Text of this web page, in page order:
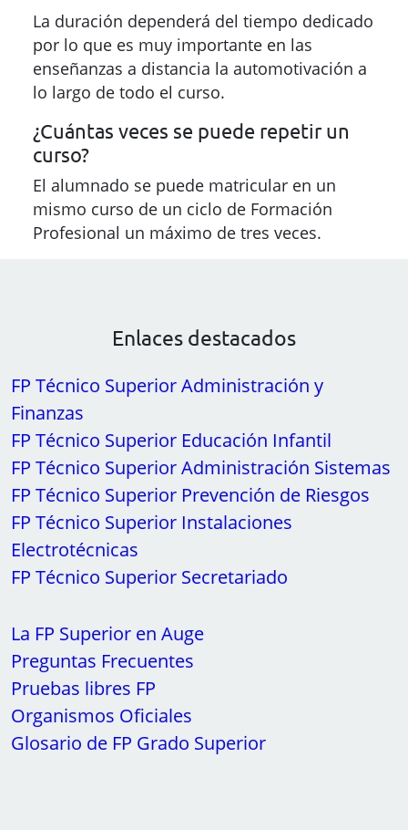
La duración dependerá del tiempo dedicado
por lo que es muy importante en las
enseñanzas a distancia la automotivación a
lo largo de todo el curso.
¿Cuántas veces se puede repetir un
curso?
El alumnado se puede matricular en un
mismo curso de un ciclo de Formación
Profesional un máximo de tres veces.
Enlaces destacados
FP Técnico Superior Administración y
Finanzas
FP Técnico Superior Educación Infantil
FP Técnico Superior Administración Sistemas
FP Técnico Superior Prevención de Riesgos
FP Técnico Superior Instalaciones
Electrotécnicas
FP Técnico Superior Secretariado
La FP Superior en Auge
Preguntas Frecuentes
Pruebas libres FP
Organismos Oficiales
Glosario de FP Grado Superior